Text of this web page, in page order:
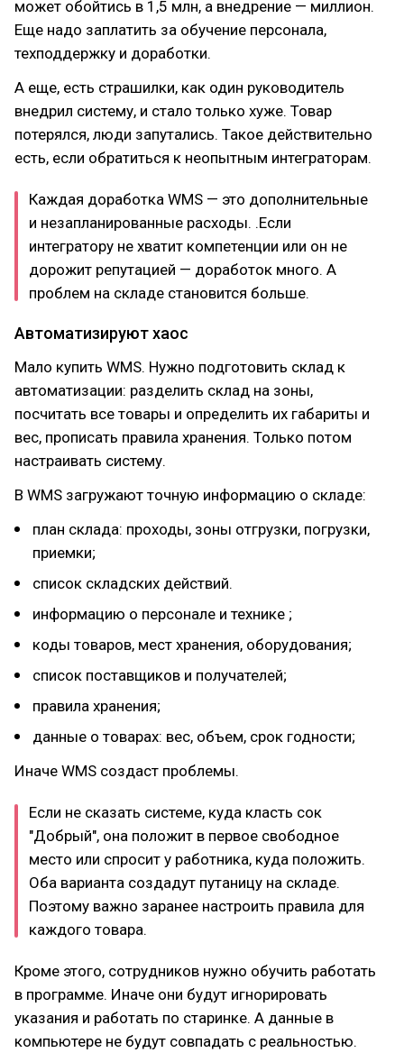
может обойтись в 1,5 млн, а внедрение — миллион.
Еще надо заплатить за обучение персонала,
техподдержку и доработки.
А еще, есть страшилки, как один руководитель
внедрил систему, и стало только хуже. Товар
потерялся, люди запутались. Такое действительно
есть, если обратиться к неопытным интеграторам.
Каждая доработка WMS — это дополнительные
и незапланированные расходы. .Если
интегратору не хватит компетенции или он не
дорожит репутацией — доработок много. А
проблем на складе становится больше.
Автоматизируют хаос
Мало купить WMS. Нужно подготовить склад к
автоматизации: разделить склад на зоны,
посчитать все товары и определить их габариты и
вес, прописать правила хранения. Только потом
настраивать систему.
В WMS загружают точную информацию о складе:
план склада: проходы, зоны отгрузки, погрузки,
приемки;
список складских действий.
информацию о персонале и технике ;
коды товаров, мест хранения, оборудования;
список поставщиков и получателей;
правила хранения;
данные о товарах: вес, объем, срок годности;
Иначе WMS создаст проблемы.
Если не сказать системе, куда класть сок
"Добрый", она положит в первое свободное
место или спросит у работника, куда положить.
Оба варианта создадут путаницу на складе.
Поэтому важно заранее настроить правила для
каждого товара.
Кроме этого, сотрудников нужно обучить работать
в программе. Иначе они будут игнорировать
указания и работать по старинке. А данные в
компьютере не будут совпадать с реальностью.